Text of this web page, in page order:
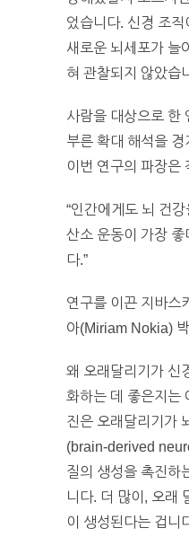
었습니다. 신경 조직
새로운 뇌세포가 늘
혀 관찰되지 않았습
사람을 대상으로 한
부른 확대 해석을 경
이번 연구의 파장은
“인간에게도 뇌 건
산소 운동이 가장 좋
다.”
연구를 이끈 지바스
아(Miriam Nokia)
왜 오래달리기가 신
화하는 데 좋은지는
진은 오래달리기가
(brain-derived
질의 생성을 촉진하
니다. 더 많이, 오래
이 생성된다는 겁니